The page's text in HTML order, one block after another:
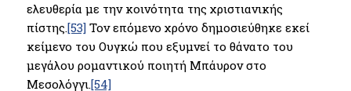
ελευθερία με την κοινότητα της χριστιανικής
πίστης.[53]Τον επόμενο χρόνο δημοσιεύθηκε εκεί
κείμενο του Ουγκώ που εξυμνεί το θάνατο του
μεγάλου ρομαντικού ποιητή Μπάυρον στο
Μεσολόγγι.[54]